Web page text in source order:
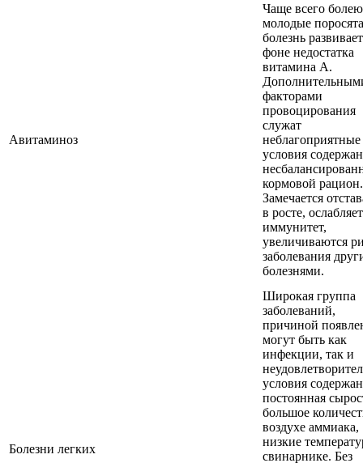
Авитаминоз
Чаще всего
молодые
болезнь
фоне недостатка
витамина А.
факторами
провоцирования
служат
неблагоприятные
условия
кормовой рацион.
Замечается
в росте,
иммунитет,
увеличиваются
заболевания
болезнями.
Болезни легких
Широкая группа
заболеваний,
причиной
могут быть как
инфекции, так и
условия
постоянная
большое
воздухе аммиака,
низкие
свинарнике. Без